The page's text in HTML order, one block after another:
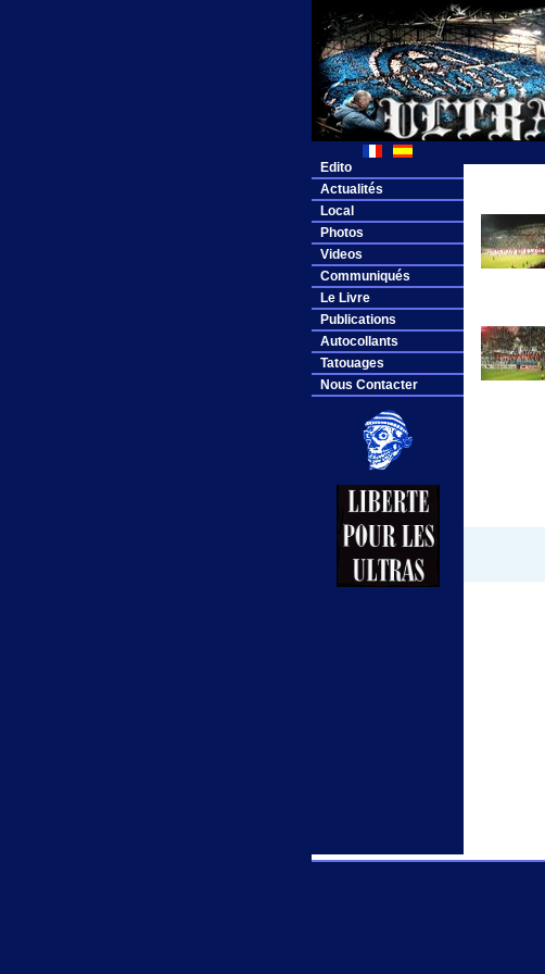
Edito
Actualités
Local
Photos
Videos
Communiqués
Le Livre
Publications
Autocollants
Tatouages
Nous Contacter